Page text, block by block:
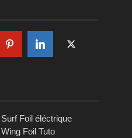
Surf Foil éléctrique
Wing Foil Tuto